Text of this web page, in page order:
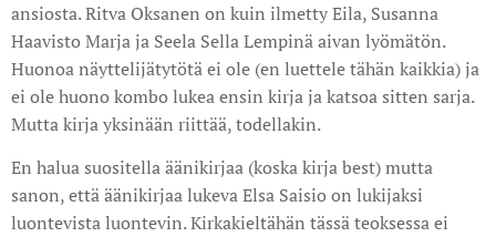
ansiosta. Ritva Oksanen on kuin ilmetty Eila, Susanna
Haavisto Marja ja Seela Sella Lempinä aivan lyömätön.
Huonoa näyttelijätytötä ei ole (en luettele tähän kaikkia) ja
ei ole huono kombo lukea ensin kirja ja katsoa sitten sarja.
Mutta kirja yksinään riittää, todellakin.
En halua suositella äänikirjaa (koska kirja best) mutta
sanon, että äänikirjaa lukeva Elsa Saisio on lukijaksi
luontevista luontevin. Kirkakieltähän tässä teoksessa ei